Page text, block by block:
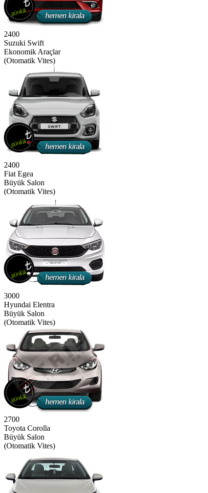
2400
Suzuki Swift
Ekonomik Araçlar
(Otomatik Vites)
2400
Fiat Egea
Büyük Salon
(Otomatik Vites)
3000
Hyundai Elentra
Büyük Salon
(Otomatik Vites)
2700
Toyota Corolla
Büyük Salon
(Otomatik Vites)